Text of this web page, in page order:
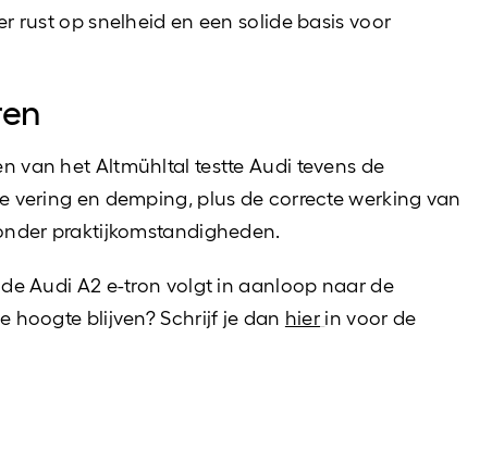
rust op snelheid en een solide basis voor
van het Altmühltal testte Audi tevens de
vering en demping, plus de correcte werking van
praktijkomstandigheden.
Audi A2 e-tron volgt in aanloop naar de
hoogte blijven? Schrijf je dan hier in voor de